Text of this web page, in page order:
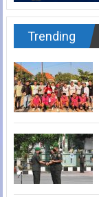
Trending